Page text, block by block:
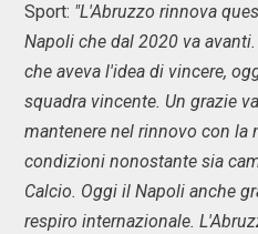
Sport: "L'Abruzzo rinnova
Napoli che dal 2020 va
che aveva l'idea di vincere,
squadra vincente. Un grazie
mantenere nel rinnovo con la
condizioni nonostante sia
Calcio. Oggi il Napoli anche
respiro internazionale.